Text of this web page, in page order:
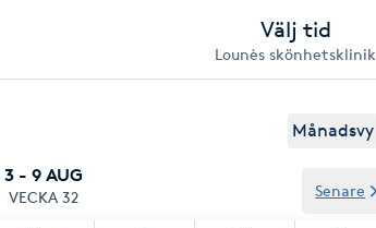
Välj tid
Lounès skönhetsklinik
Månadsvy
3 - 9 AUG
VECKA 32 Senare